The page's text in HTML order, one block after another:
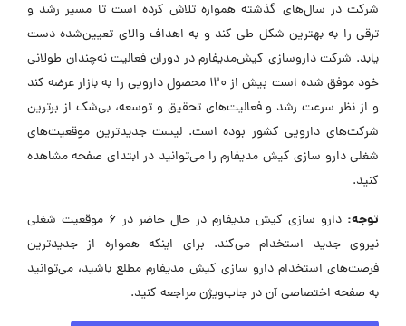
شرکت در سال‌های گذشته همواره تلاش کرده است تا مسیر رشد و
ترقی را به بهترین شکل طی کند و به اهداف والای تعیین‌شده دست
یابد. شرکت داروسازی کیش‌مدیفارم در دوران فعالیت نه‌چندان طولانی
خود موفق شده است بیش از ۱۲۰ محصول دارویی را به بازار عرضه کند
و از نظر سرعت رشد و فعالیت‌های تحقیق و توسعه، بی‌شک از برترین
شرکت‌های دارویی کشور بوده است. لیست جدیدترین موقعیت‌های
شغلی دارو سازی کیش مدیفارم را می‌توانید در ابتدای صفحه مشاهده
کنید.
توجه:
دارو سازی کیش مدیفارم در حال حاضر در ۶ موقعیت شغلی
نیروی جدید استخدام می‌کند. برای اینکه همواره از جدیدترین
فرصت‌های استخدام دارو سازی کیش مدیفارم مطلع باشید، می‌توانید
به صفحه اختصاصی آن در جاب‌ویژن مراجعه کنید.